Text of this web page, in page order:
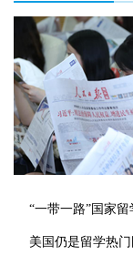
“一带一路”国家
美国仍是留学热